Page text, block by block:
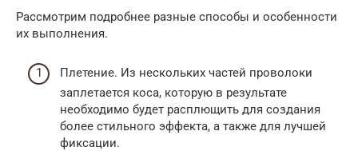
Рассмотрим подробнее разные способы и особенности
их выполнения.
Плетение. Из нескольких частей проволоки
заплетается коса, которую в результате
необходимо будет расплющить для создания
более стильного эффекта, а также для лучшей
фиксации.